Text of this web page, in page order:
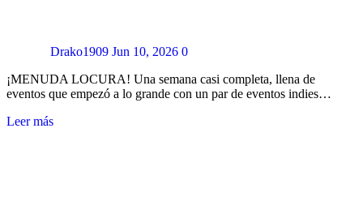
Drako1909 Jun 10, 2026 0
¡MENUDA LOCURA! Una semana casi completa, llena de
eventos que empezó a lo grande con un par de eventos indies…
Leer más